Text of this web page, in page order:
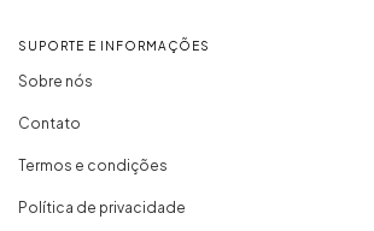
SUPORTE E INFORMAÇÕES
Sobre nós
Contato
Termos e condições
Política de privacidade